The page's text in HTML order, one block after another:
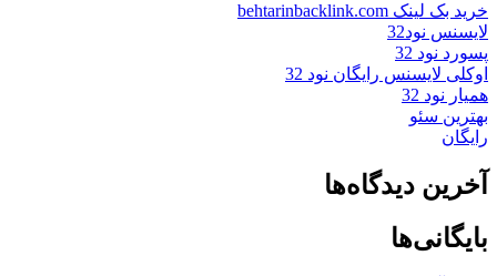
خرید بک لینک behtarinbacklink.com
لایسنس نود32
پسورد نود 32
اوکلی لایسنس رایگان نود 32
همیار نود 32
بهترین سئو
رایگان
آخرین دیدگاه‌ها
بایگانی‌ها